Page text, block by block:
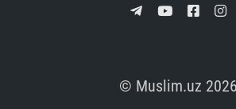
© Muslim.uz 2026